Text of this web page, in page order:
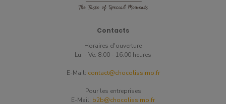
Contacts
Horaires d'ouverture
Lu. - Ve. 8:00 - 16:00 heures
E-Mail: contact@chocolissimo.fr
Pour les entreprises
E-Mail: b2b@chocolissimo.fr